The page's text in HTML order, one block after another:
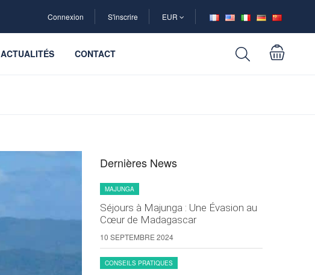
Connexion S'inscrire EUR
ACTUALITÉS CONTACT
Dernières News
MAJUNGA
Séjours à Majunga : Une Évasion au
Cœur de Madagascar
10 SEPTEMBRE 2024
CONSEILS PRATIQUES